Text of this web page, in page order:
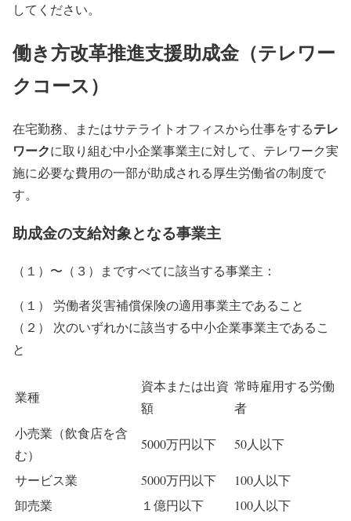
してください。
働き方改革推進支援助成金（テレワー
クコース）
在宅勤務、またはサテライトオフィスから仕事をするテレ
ワークに取り組む中小企業事業主に対して、テレワーク実
施に必要な費用の一部が助成される厚生労働省の制度で
す。
助成金の支給対象となる事業主
（１）〜（３）まですべてに該当する事業主：
（１） 労働者災害補償保険の適用事業主であること
（２） 次のいずれかに該当する中小企業事業主であるこ
と
業種
資本または出資
額
常時雇用する労働
者
小売業（飲食店を含
む）
5000万円以下 50人以下
サービス業 5000万円以下
100人以下
卸売業
１億円以下
100人以下